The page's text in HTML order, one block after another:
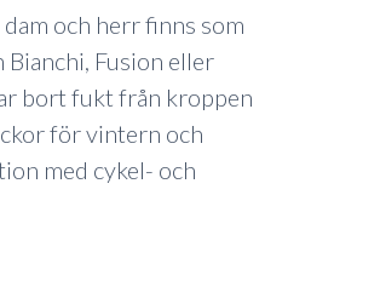
och herr finns som
Bianchi, Fusion eller
bort fukt från kroppen
för vintern och
med cykel- och